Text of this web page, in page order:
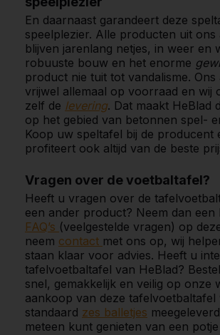
En daarnaast garandeert deze
speelplezier. Alle producten uit ons
blijven jarenlang netjes, in weer en
robuuste bouw en het enorme
product nie tuit tot vandalisme. Ons
vrijwel allemaal op voorraad en wij
zelf de levering. Dat maakt HeBlad
op het gebied van betonnen spel-
Koop uw speltafel bij de producent
profiteert ook altijd van de beste
Vragen over de voetbaltafel?
Heeft u vragen over de
een ander product? Neem dan een
FAQ’s (veelgestelde vragen) op
neem contact met ons op, wij
staan klaar voor advies. Heeft u
tafelvoetbaltafel van HeBlad?
snel, gemakkelijk en veilig op onze
aankoop van deze
standaard zes balletjes
meteen kunt genieten van een